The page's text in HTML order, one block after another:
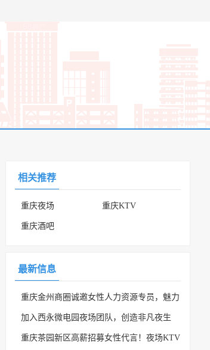
相关推荐
重庆夜场 重庆KTV
重庆酒吧
最新信息
重庆金州商圈诚邀女性人力资源专员，魅力
与欢乐的职场等你来
加入西永微电园夜场团队，创造非凡夜生
活！
重庆茶园新区高薪招募女性代言！夜场KTV